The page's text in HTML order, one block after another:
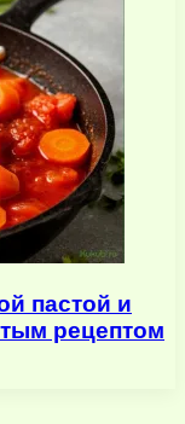
пастой и
рецептом